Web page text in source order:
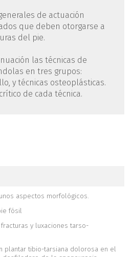
de actuación
que deben otorgarse a
del pie.
las técnicas de
en tres grupos:
y técnicas osteoplásticas.
de cada técnica.
aspectos morfológicos.
fósil
y luxaciones tarso-
plantar tibio-tarsiana dolorosa en el